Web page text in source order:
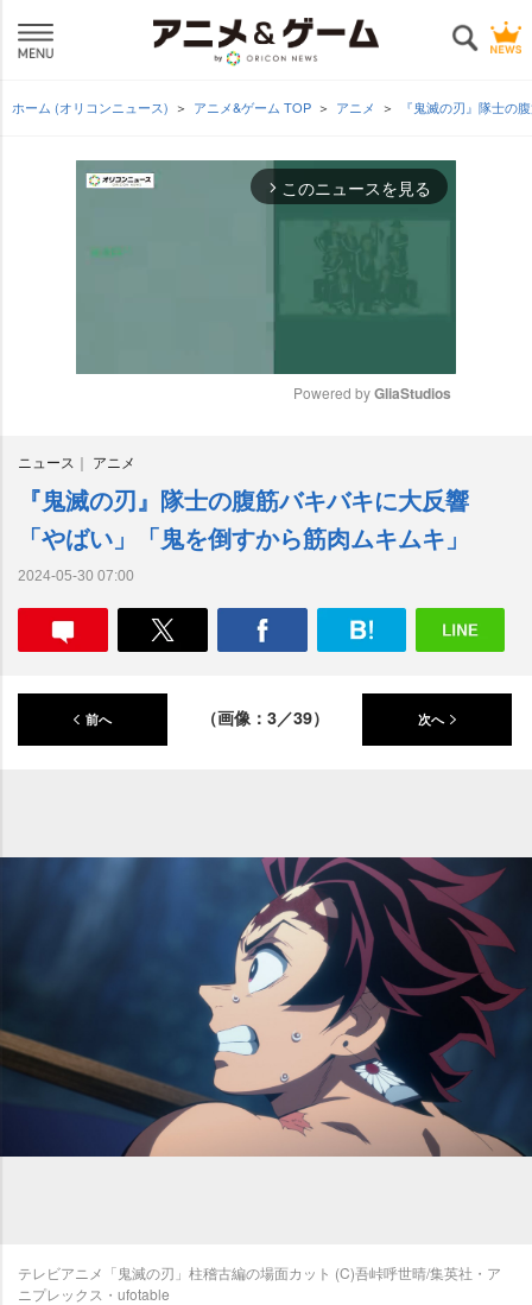
ホーム (オリコンニュース) アニメ&ゲーム TOP アニメ 『鬼滅の刃』隊士の
arrow_forward_ios このニュースを見る
e
Powered by GliaStudios
ニュース アニメ
『鬼滅の刃』隊士の腹筋バキバキに大反響
「やばい」「鬼を倒すから筋肉ムキムキ」
2024-05-30 07:00
前へ （画像：3／39） 次へ
テレビアニメ「鬼滅の刃」柱稽古編の場面カット (C)吾峠呼世晴/集英社・ア
ニプレックス・ufotable